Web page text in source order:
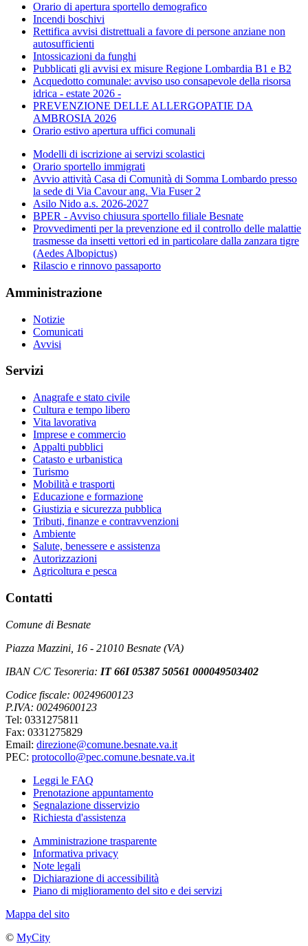
Orario di apertura sportello demografico
Incendi boschivi
Rettifica avvisi distrettuali a favore di persone anziane non
autosufficienti
Intossicazioni da funghi
Pubblicati gli avvisi ex misure Regione Lombardia B1 e B2
Acquedotto comunale: avviso uso consapevole della risorsa
idrica - estate 2026 -
PREVENZIONE DELLE ALLERGOPATIE DA
AMBROSIA 2026
Orario estivo apertura uffici comunali
Modelli di iscrizione ai servizi scolastici
Orario sportello immigrati
Avvio attività Casa di Comunità di Somma Lombardo presso
la sede di Via Cavour ang. Via Fuser 2
Asilo Nido a.s. 2026-2027
BPER - Avviso chiusura sportello filiale Besnate
Provvedimenti per la prevenzione ed il controllo delle malattie
trasmesse da insetti vettori ed in particolare dalla zanzara tigre
(Aedes Albopictus)
Rilascio e rinnovo passaporto
Amministrazione
Notizie
Comunicati
Avvisi
Servizi
Anagrafe e stato civile
Cultura e tempo libero
Vita lavorativa
Imprese e commercio
Appalti pubblici
Catasto e urbanistica
Turismo
Mobilità e trasporti
Educazione e formazione
Giustizia e sicurezza pubblica
Tributi, finanze e contravvenzioni
Ambiente
Salute, benessere e assistenza
Autorizzazioni
Agricoltura e pesca
Contatti
Comune di Besnate
Piazza Mazzini, 16 - 21010 Besnate (VA)
IBAN C/C Tesoreria: IT 66I 05387 50561 000049503402
Codice fiscale: 00249600123
P.IVA: 00249600123
Tel: 0331275811
Fax: 0331275829
Email: direzione@comune.besnate.va.it
PEC: protocollo@pec.comune.besnate.va.it
Leggi le FAQ
Prenotazione appuntamento
Segnalazione disservizio
Richiesta d'assistenza
Amministrazione trasparente
Informativa privacy
Note legali
Dichiarazione di accessibilità
Piano di miglioramento del sito e dei servizi
Mappa del sito
© MyCity